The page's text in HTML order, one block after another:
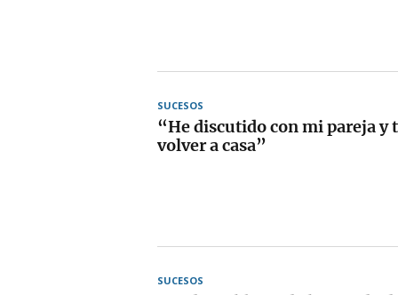
SUCESOS
“He discutido con mi pareja y
volver a casa”
SUCESOS